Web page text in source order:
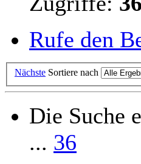
Rufe den
Nächste Sortiere nach
Die Suche
... 36